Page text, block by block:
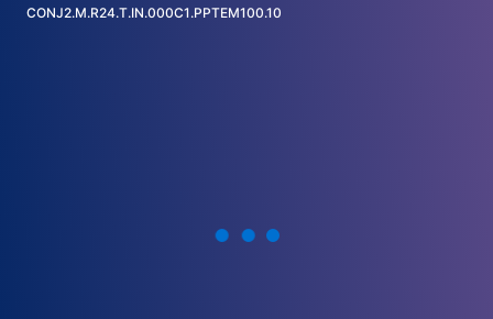
CONJ2.M.R24.T.IN.000C1.PPTEM100.10